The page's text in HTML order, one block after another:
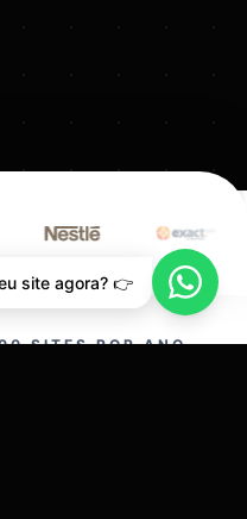
SITES POR ANO.
site agora? 👉